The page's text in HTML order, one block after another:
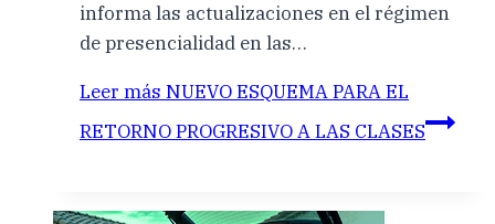
informa las actualizaciones en el régimen
de presencialidad en las…
Leer más NUEVO ESQUEMA PARA EL
RETORNO PROGRESIVO A LAS CLASES